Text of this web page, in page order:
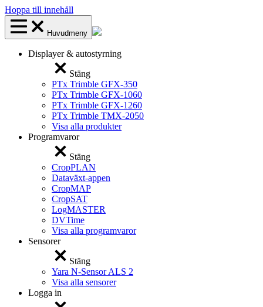
Hoppa till innehåll
Huvudmeny
Displayer & autostyrning
Stäng
PTx Trimble GFX-350
PTx Trimble GFX-1060
PTx Trimble GFX-1260
PTx Trimble TMX-2050
Visa alla produkter
Programvaror
Stäng
CropPLAN
Dataväxt-appen
CropMAP
CropSAT
LogMASTER
DVTime
Visa alla programvaror
Sensorer
Stäng
Yara N-Sensor ALS 2
Visa alla sensorer
Logga in